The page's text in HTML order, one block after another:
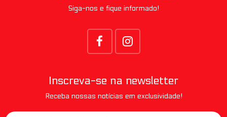
Siga-nos e fique informado!
Inscreva-se na newsletter
Receba nossas notícias em exclusividade!